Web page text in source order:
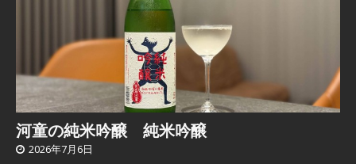
河童の純米吟醸 純米吟醸
2026年7月6日